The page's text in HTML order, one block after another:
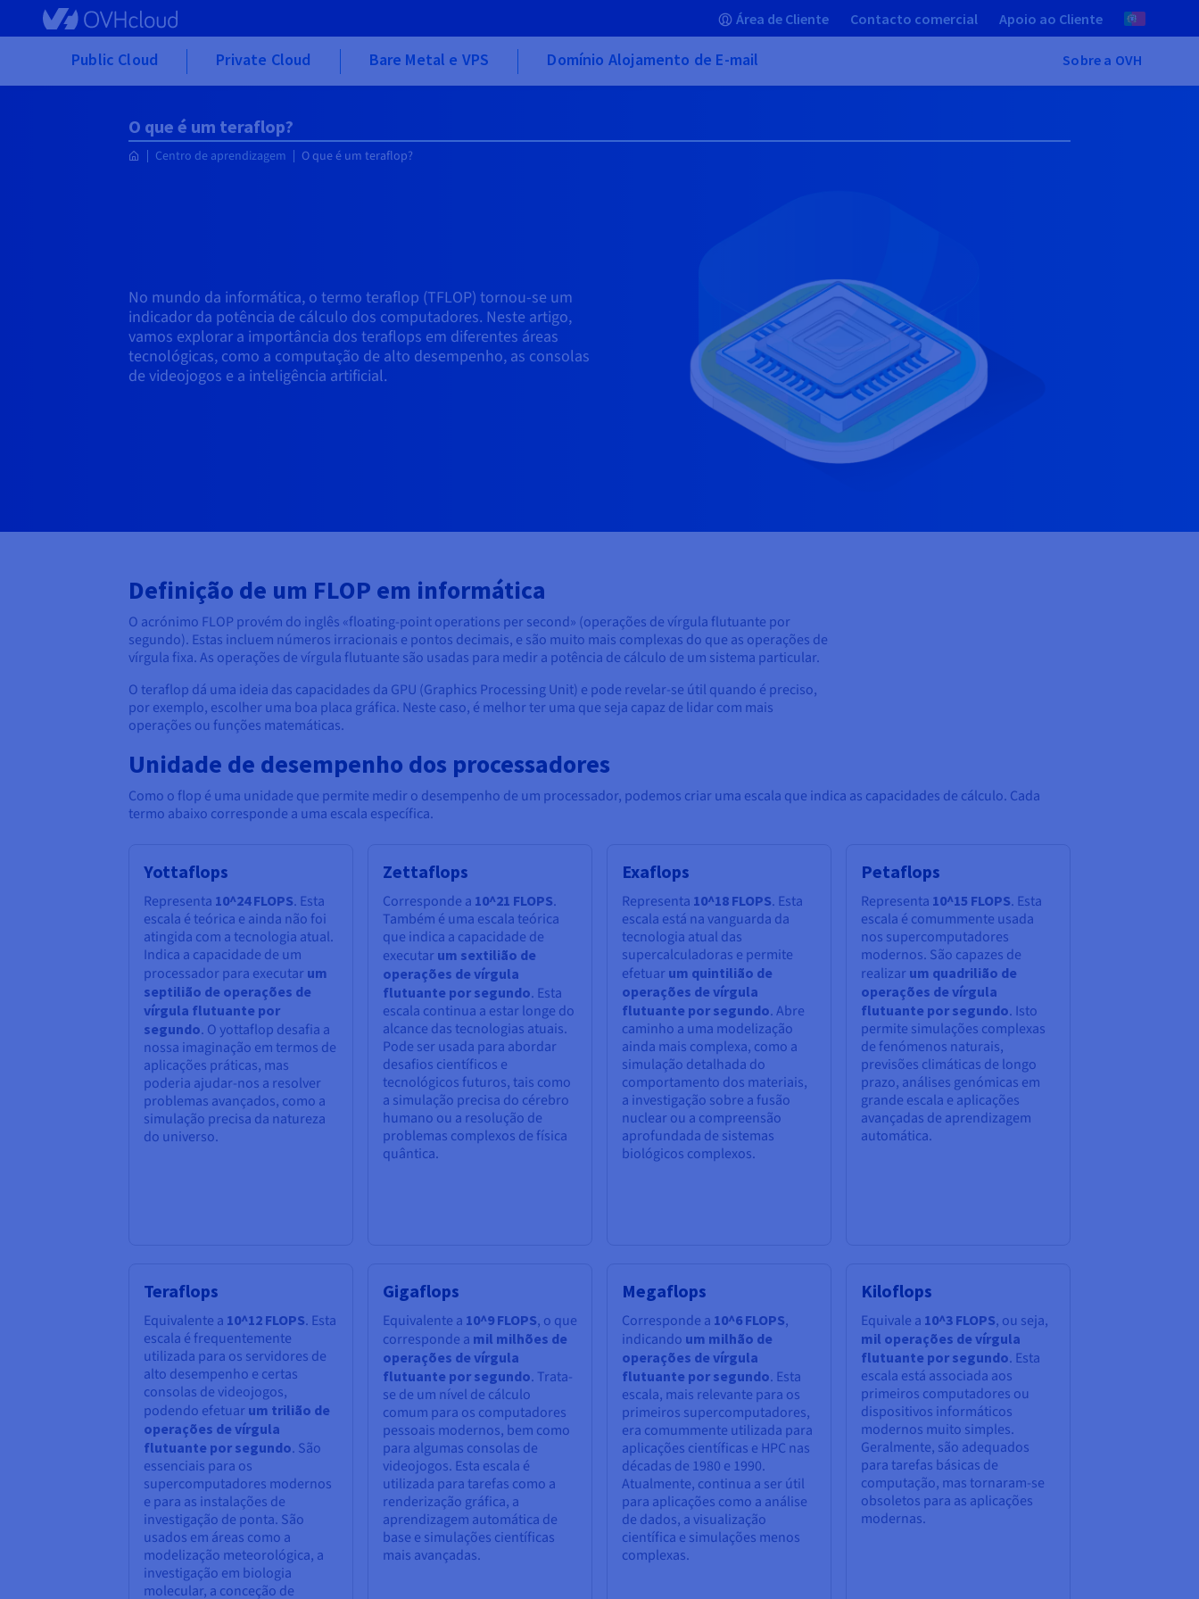
Skip to main content Área de Cliente Contacto comercial Apoio ao Cliente
Public Cloud Private Cloud Bare Metal e VPS Domínio Alojamento de E-mail Sobre a OVH
O que é um teraflop?
Centro de aprendizagem O que é um teraflop?
No mundo da informática, o termo teraflop (TFLOP) tornou-se um
indicador da potência de cálculo dos computadores. Neste artigo,
vamos explorar a importância dos teraflops em diferentes áreas
tecnológicas, como a computação de alto desempenho, as consolas
de videojogos e a inteligência artificial.
Definição de um FLOP em informática
O acrónimo FLOP provém do inglês «floating-point operations per second» (operações de vírgula flutuante por
segundo). Estas incluem números irracionais e pontos decimais, e são muito mais complexas do que as operações de
vírgula fixa. As operações de vírgula flutuante são usadas para medir a potência de cálculo de um sistema particular.
O teraflop dá uma ideia das capacidades da GPU (Graphics Processing Unit) e pode revelar-se útil quando é preciso,
por exemplo, escolher uma boa placa gráfica. Neste caso, é melhor ter uma que seja capaz de lidar com mais
operações ou funções matemáticas.
Unidade de desempenho dos processadores
Como o flop é uma unidade que permite medir o desempenho de um processador, podemos criar uma escala que indica as capacidades de cálculo. Cada
termo abaixo corresponde a uma escala específica.
Yottaflops
Representa 10^24 FLOPS. Esta
escala é teórica e ainda não foi
atingida com a tecnologia atual.
Indica a capacidade de um
processador para executar um
septilião de operações de
vírgula flutuante por
segundo. O yottaflop desafia a
nossa imaginação em termos de
aplicações práticas, mas
poderia ajudar-nos a resolver
problemas avançados, como a
simulação precisa da natureza
do universo.
Teraflops
Equivalente a 10^12 FLOPS. Esta
escala é frequentemente
utilizada para os servidores de
alto desempenho e certas
consolas de videojogos,
podendo efetuar um trilião de
operações de vírgula
flutuante por segundo. São
essenciais para os
supercomputadores modernos
e para as instalações de
investigação de ponta. São
usados em áreas como a
modelização meteorológica, a
investigação em biologia
molecular, a conceção de
Zettaflops
Corresponde a 10^21 FLOPS.
Também é uma escala teórica
que indica a capacidade de
executar um sextilião de
operações de vírgula
flutuante por segundo. Esta
escala continua a estar longe do
alcance das tecnologias atuais.
Pode ser usada para abordar
desafios científicos e
tecnológicos futuros, tais como
a simulação precisa do cérebro
humano ou a resolução de
problemas complexos de física
quântica.
Gigaflops
Equivalente a 10^9 FLOPS, o que
corresponde a mil milhões de
operações de vírgula
flutuante por segundo. Trata-
se de um nível de cálculo
comum para os computadores
pessoais modernos, bem como
para algumas consolas de
videojogos. Esta escala é
utilizada para tarefas como a
renderização gráfica, a
aprendizagem automática de
base e simulações científicas
mais avançadas.
Exaflops
Representa 10^18 FLOPS. Esta
escala está na vanguarda da
tecnologia atual das
supercalculadoras e permite
efetuar um quintilião de
operações de vírgula
flutuante por segundo. Abre
caminho a uma modelização
ainda mais complexa, como a
simulação detalhada do
comportamento dos materiais,
a investigação sobre a fusão
nuclear ou a compreensão
aprofundada de sistemas
biológicos complexos.
Megaflops
Corresponde a 10^6 FLOPS,
indicando um milhão de
operações de vírgula
flutuante por segundo. Esta
escala, mais relevante para os
primeiros supercomputadores,
era comummente utilizada para
aplicações científicas e HPC nas
décadas de 1980 e 1990.
Atualmente, continua a ser útil
para aplicações como a análise
de dados, a visualização
científica e simulações menos
complexas.
Petaflops
Representa 10^15 FLOPS. Esta
escala é comummente usada
nos supercomputadores
modernos. São capazes de
realizar um quadrilião de
operações de vírgula
flutuante por segundo. Isto
permite simulações complexas
de fenómenos naturais,
previsões climáticas de longo
prazo, análises genómicas em
grande escala e aplicações
avançadas de aprendizagem
automática.
Kiloflops
Equivale a 10^3 FLOPS, ou seja,
mil operações de vírgula
flutuante por segundo. Esta
escala está associada aos
primeiros computadores ou
dispositivos informáticos
modernos muito simples.
Geralmente, são adequados
para tarefas básicas de
computação, mas tornaram-se
obsoletos para as aplicações
modernas.